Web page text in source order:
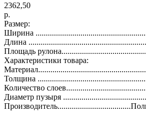
2362,50
р.
Размер:
Ширина
Длина
Площадь
Характеристики товара:
Толщина
Количество
Диаметр пузыря